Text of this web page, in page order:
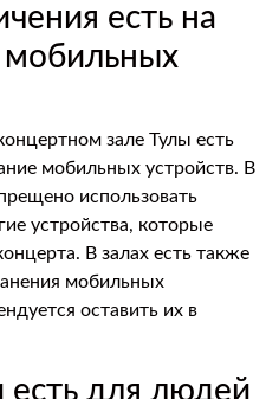
есть на
мобильных
зале Тулы есть
мобильных устройств. В
использовать
устройства, которые
В залах есть также
мобильных
оставить их в
есть для людей